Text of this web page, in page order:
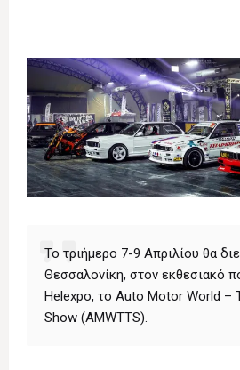
Το τριήμερο 7-9 Απριλίου θα
Θεσσαλονίκη, στον εκθεσιακό
Helexpo, το Auto Motor World –
Show (AMWTTS).